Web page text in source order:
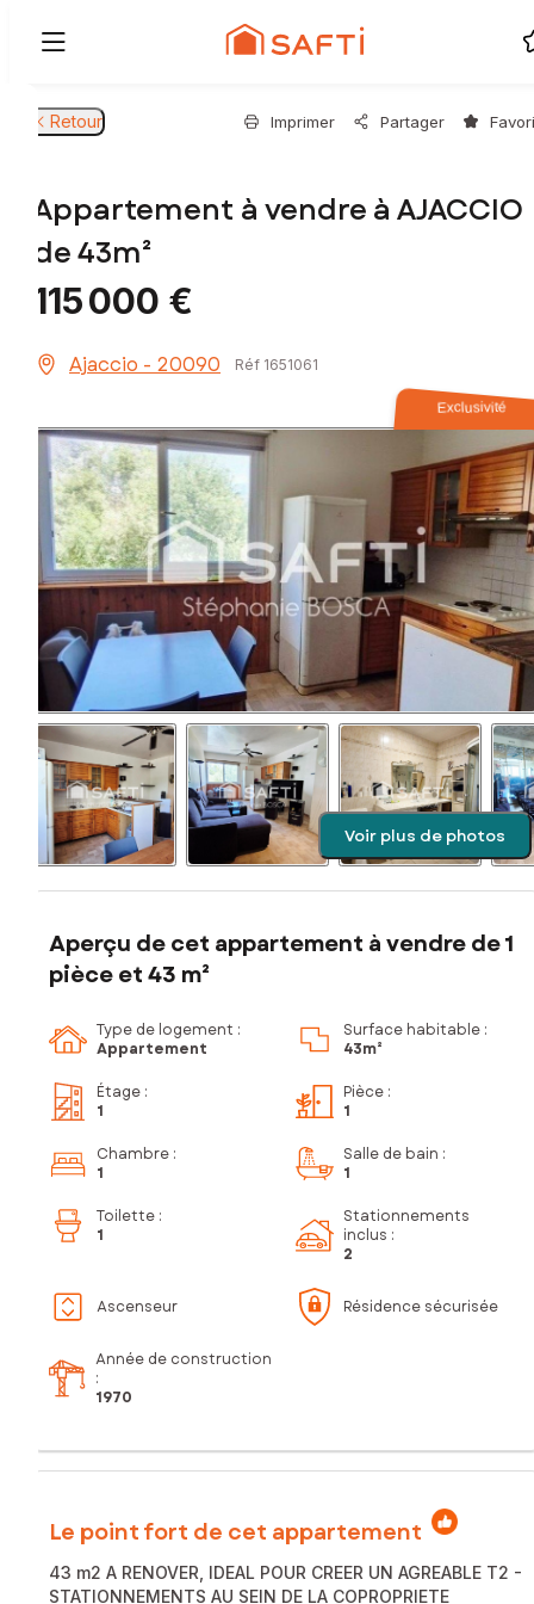
Retour Imprimer Partager
Appartement à vendre à AJACCIO
de 43m²
115 000 €
Ajaccio - 20090 Réf 1651061
Exclusivité
Voir plus de photos
Aperçu de cet appartement à vendre de 1
pièce et 43 m²
Type de logement :
Appartement
Surface habitable :
43m²
Étage :
1
Pièce :
1
Chambre :
1
Salle de bain :
1
Toilette :
1
Stationnements
inclus :
2
Ascenseur Résidence sécurisée
Année de construction
:
1970
Le point fort de cet appartement
43 m2 A RENOVER, IDEAL POUR CREER UN AGREABLE T2 -
STATIONNEMENTS AU SEIN DE LA COPROPRIETE